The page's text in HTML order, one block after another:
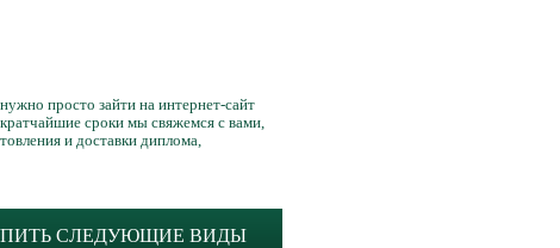
просто зайти на интернет-сайт
сроки мы свяжемся с вами,
и доставки диплома,
СЛЕДУЮЩИЕ ВИДЫ